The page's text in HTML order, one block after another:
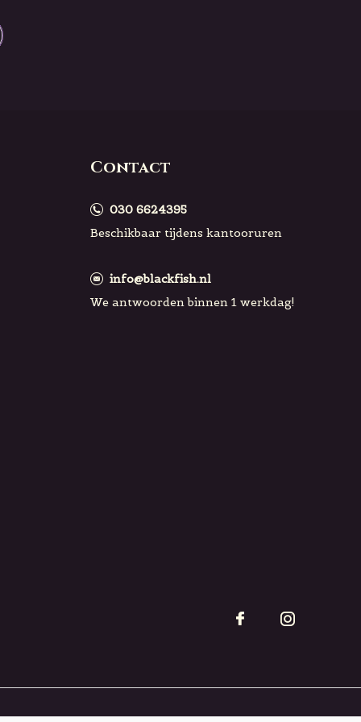
Contact
030 6624395
Beschikbaar tijdens kantooruren
info@blackfish.nl
We antwoorden binnen 1 werkdag!